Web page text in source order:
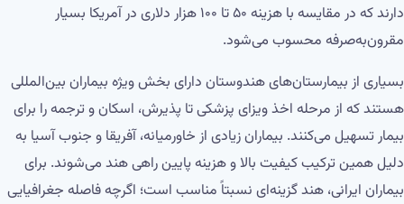
دارند که در مقایسه با هزینه ۵۰ تا ۱۰۰ هزار دلاری در آمریکا بسیار
مقرون‌به‌صرفه محسوب می‌شود.
بسیاری از بیمارستان‌های هندوستان دارای بخش ویژه بیماران بین‌المللی
هستند که از مرحله اخذ ویزای پزشکی تا پذیرش، اسکان و ترجمه را برای
بیمار تسهیل می‌کنند. بیماران زیادی از خاورمیانه، آفریقا و جنوب آسیا به
دلیل همین ترکیب کیفیت بالا و هزینه پایین راهی هند می‌شوند. برای
بیماران ایرانی، هند گزینه‌ای نسبتاً مناسب است؛ اگرچه فاصله جغرافیایی